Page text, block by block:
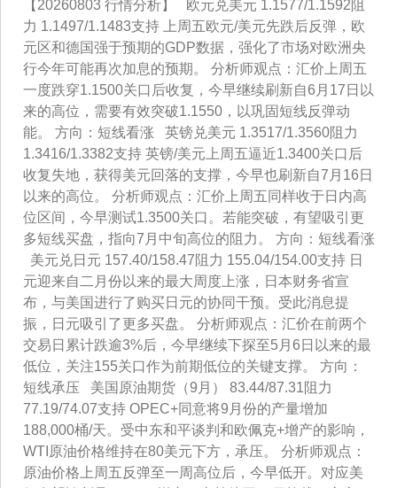
【20260803 行情分析】 欧元兑美元 1.1577/1.1592阻
力 1.1497/1.1483支持 上周五欧元/美元先跌后反弹，欧
元区和德国强于预期的GDP数据，强化了市场对欧洲央
行今年可能再次加息的预期。 分析师观点：汇价上周五
一度跌穿1.1500关口后收复，今早继续刷新自6月17日以
来的高位，需要有效突破1.1550，以巩固短线反弹动
能。 方向：短线看涨 英镑兑美元 1.3517/1.3560阻力
1.3416/1.3382支持 英镑/美元上周五逼近1.3400关口后
收复失地，获得美元回落的支撑，今早也刷新自7月16日
以来的高位。 分析师观点：汇价上周五同样收于日内高
位区间，今早测试1.3500关口。若能突破，有望吸引更
多短线买盘，指向7月中旬高位的阻力。 方向：短线看涨
美元兑日元 157.40/158.47阻力 155.04/154.00支持 日
元迎来自二月份以来的最大周度上涨，日本财务省宣
布，与美国进行了购买日元的协同干预。受此消息提
振，日元吸引了更多买盘。 分析师观点：汇价在前两个
交易日累计跌逾3%后，今早继续下探至5月6日以来的最
低位，关注155关口作为前期低位的关键支撑。 方向：
短线承压 美国原油期货（9月） 83.44/87.31阻力
77.19/74.07支持 OPEC+同意将9月份的产量增加
188,000桶/天。受中东和平谈判和欧佩克+增产的影响，
WTI原油价格维持在80美元下方，承压。 分析师观点：
原油价格上周五反弹至一周高位后，今早低开。对应美